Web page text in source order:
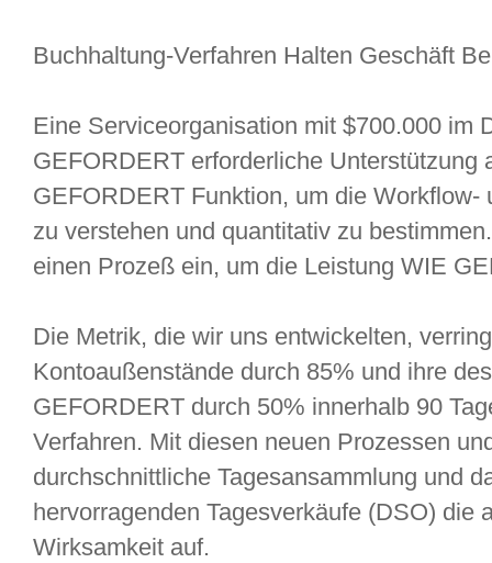
Buchhaltung-Verfahren Halten Geschäft
Eine Serviceorganisation mit $700.000 im
GEFORDERT erforderliche Unterstützung
GEFORDERT Funktion, um die Workflow-
zu verstehen und quantitativ zu
einen Prozeß ein, um die Leistung WIE
Die Metrik, die wir uns entwickelten,
Kontoaußenstände durch 85% und ihre
GEFORDERT durch 50% innerhalb 90
Verfahren. Mit diesen neuen Prozessen
durchschnittliche Tagesansammlung und
hervorragenden Tagesverkäufe (DSO) die
Wirksamkeit auf.